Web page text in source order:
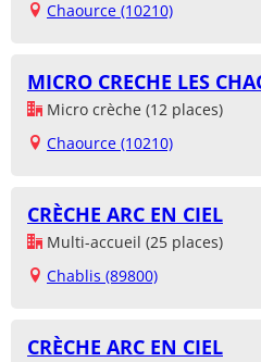
Chaource (10210)
MICRO CRECHE LES
Micro crèche (12 places)
Chaource (10210)
CRÈCHE ARC EN CIEL
Multi-accueil (25 places)
Chablis (89800)
CRÈCHE ARC EN CIEL